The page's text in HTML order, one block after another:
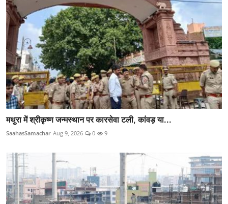
मथुरा में श्रीकृष्ण जन्मस्थान पर कारसेवा टली, कांवड़ या...
SaahasSamachar Aug 9, 2026 0 9